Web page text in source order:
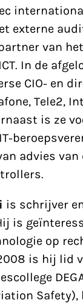
externe
van
In de
CIO- en
Tele2,
is ze
advies van
is schrijver
is
op
is hij lid